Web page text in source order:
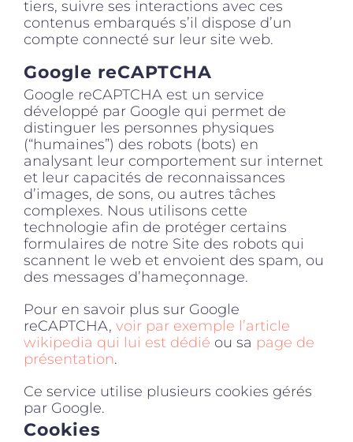
tiers, suivre ses interactions avec ces
contenus embarqués s’il dispose d’un
compte connecté sur leur site web.
Google reCAPTCHA
Google reCAPTCHA est un service
développé par Google qui permet de
distinguer les personnes physiques
(“humaines”) des robots (bots) en
analysant leur comportement sur internet
et leur capacités de reconnaissances
d’images, de sons, ou autres tâches
complexes. Nous utilisons cette
technologie afin de protéger certains
formulaires de notre Site des robots qui
scannent le web et envoient des spam, ou
des messages d’hameçonnage.
Pour en savoir plus sur Google
reCAPTCHA, voir par exemple l’article
wikipedia qui lui est dédié ou sa page de
présentation.
Ce service utilise plusieurs cookies gérés
par Google.
Cookies